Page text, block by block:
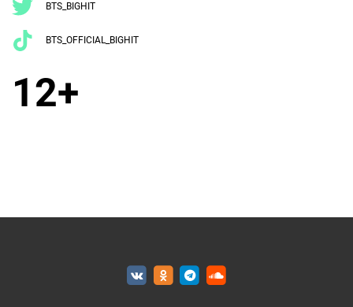
BTS_BIGHIT
BTS_OFFICIAL_BIGHIT
12+